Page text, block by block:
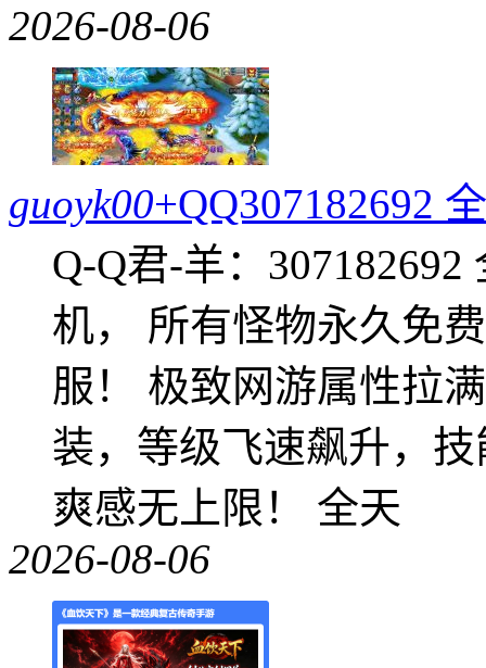
2026-08-06
guoyk00+QQ307182692
Q-Q君-羊：
机， 所有怪物永久免
服！ 极致网游属性拉
装，等级飞速飙升，
爽感无上限！ 全天
2026-08-06